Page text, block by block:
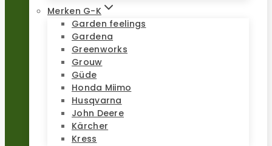
Merken G-K
Garden feelings
Gardena
Greenworks
Grouw
Güde
Honda Miimo
Husqvarna
John Deere
Kärcher
Kress